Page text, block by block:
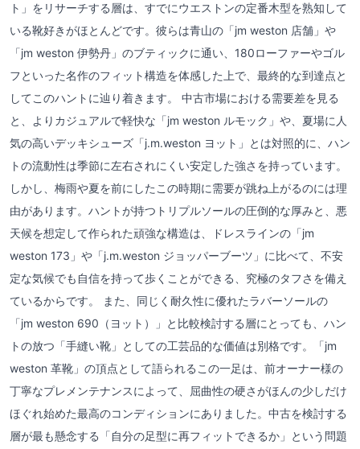
ト」をリサーチする層は、すでにウエストンの定番木型を熟知して
いる靴好きがほとんどです。彼らは青山の「jm weston 店舗」や
「jm weston 伊勢丹」のブティックに通い、180ローファーやゴル
フといった名作のフィット構造を体感した上で、最終的な到達点と
してこのハントに辿り着きます。 中古市場における需要差を見る
と、よりカジュアルで軽快な「jm weston ルモック」や、夏場に人
気の高いデッキシューズ「j.m.weston ヨット」とは対照的に、ハン
トの流動性は季節に左右されにくい安定した強さを持っています。
しかし、梅雨や夏を前にしたこの時期に需要が跳ね上がるのには理
由があります。ハントが持つトリプルソールの圧倒的な厚みと、悪
天候を想定して作られた頑強な構造は、ドレスラインの「jm
weston 173」や「j.m.weston ジョッパーブーツ」に比べて、不安
定な気候でも自信を持って歩くことができる、究極のタフさを備え
ているからです。 また、同じく耐久性に優れたラバーソールの
「jm weston 690（ヨット）」と比較検討する層にとっても、ハン
トの放つ「手縫い靴」としての工芸品的な価値は別格です。「jm
weston 革靴」の頂点として語られるこの一足は、前オーナー様の
丁寧なプレメンテナンスによって、屈曲性の硬さがほんの少しだけ
ほぐれ始めた最高のコンディションにありました。中古を検討する
層が最も懸念する「自分の足型に再フィットできるか」という問題